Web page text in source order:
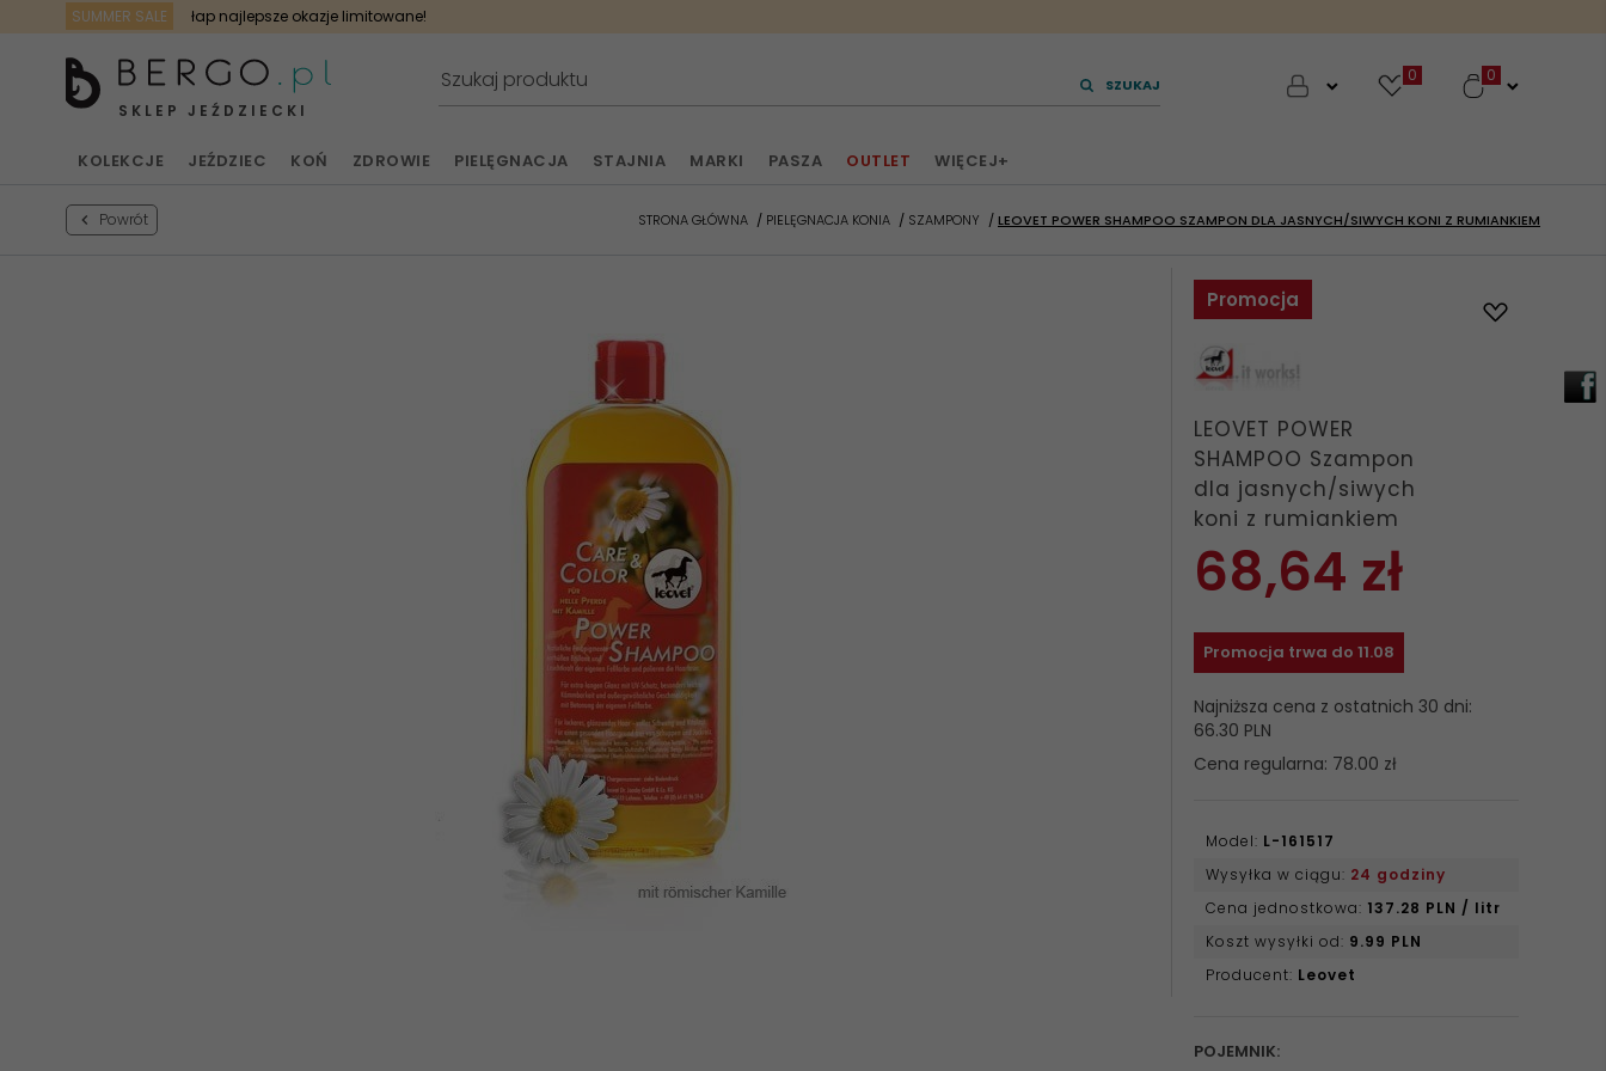
SUMMER SALE łap najlepsze okazje limitowane!
SKLEP JEŹDZIECKI
SZUKAJ 0
KOLEKCJE JEŹDZIEC KOŃ ZDROWIE PIELĘGNACJA STAJNIA MARKI PASZA OUTLET WIĘCEJ+
Powrót STRONA GŁÓWNA PIELĘGNACJA KONIA SZAMPONY LEOVET POWER SHAMPOO SZAMPON DLA JASNYCH/SIWYCH KONI Z RUMIANKIEM
Promocja
LEOVET POWER
SHAMPOO Szampon
dla jasnych/siwych
koni z rumiankiem
68,64 zł
Promocja trwa do 11.08
Najniższa cena z ostatnich 30 dni:
66.30 PLN
Cena regularna: 78.00 zł
Model: L-161517
Wysyłka w ciągu: 24 godziny
Cena jednostkowa: 137.28 PLN / litr
Koszt wysyłki od: 9.99 PLN
Producent: Leovet
POJEMNIK: